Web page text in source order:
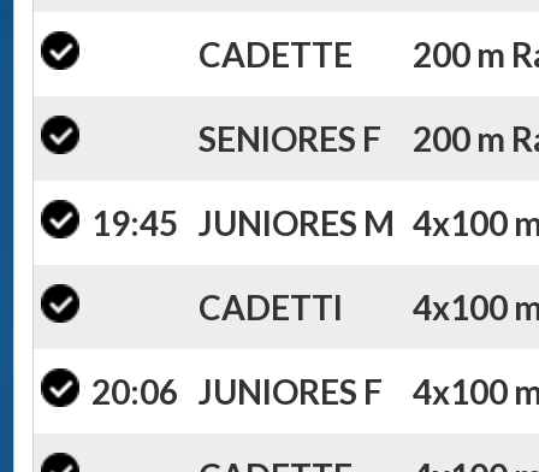
CADETTE 200 m
SENIORES F 200 m
19:45 JUNIORES M 4x100
CADETTI 4x100
20:06 JUNIORES F 4x100